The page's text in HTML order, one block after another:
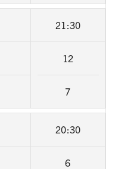
21:30
12
7
20:30
6